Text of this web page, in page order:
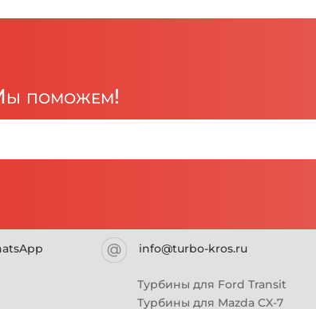
поможем!
info@turbo-kros.ru
Турбины для Ford Transit
Турбины для Mazda CX-7